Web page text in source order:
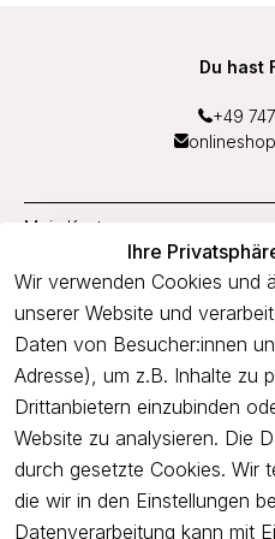
Ihre
Wir verwenden Cookies und
unserer Website und
Daten von Besucher:innen
Adresse), um z.B. Inhalte zu
Drittanbietern einzubinden
Website zu analysieren. Die
durch gesetzte Cookies. Wir
die wir in den Einstellungen
Datenverarbeitung kann mit
Du hast
+49
Mein Konto
Service
Unternehmen
Freue dich über 5€ Rabatt bei
profitiere